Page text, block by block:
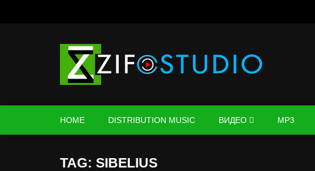
HOME DISTRIBUTION MUSIC ВИДЕО MP3
TAG: SIBELIUS